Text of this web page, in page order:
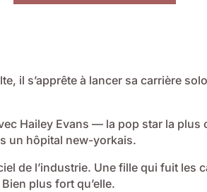
il s’apprête à lancer sa carrière
Hailey Evans — la pop star la plus
un hôpital new-yorkais.
de l’industrie. Une fille qui fuit les
plus fort qu’elle.